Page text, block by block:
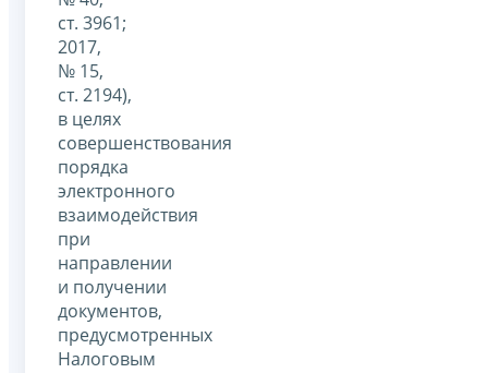
ст. 3961;
2017,
№ 15,
ст. 2194),
в целях
совершенствования
порядка
электронного
взаимодействия
при
направлении
и получении
документов,
предусмотренных
Налоговым